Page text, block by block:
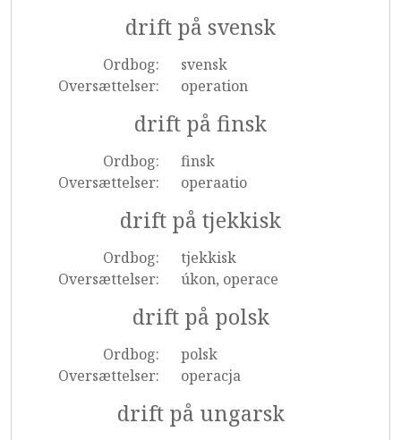
drift på svensk
Ordbog:
svensk
Oversættelser:
operation
drift på finsk
Ordbog:
finsk
Oversættelser:
operaatio
drift på tjekkisk
Ordbog:
tjekkisk
Oversættelser:
úkon, operace
drift på polsk
Ordbog:
polsk
Oversættelser:
operacja
drift på ungarsk